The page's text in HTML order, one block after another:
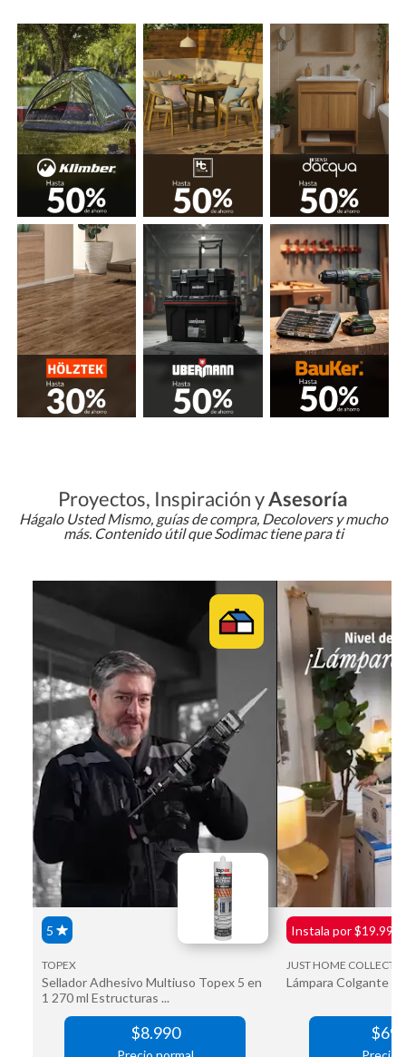
Proyectos, Inspiración yAsesoría
Hágalo Usted Mismo, guías de compra, Decolovers y mucho
más. Contenido útil que Sodimac tiene para ti